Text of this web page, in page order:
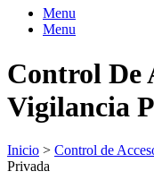
Menu
Menu
Control De
Vigilancia
Inicio > Control de
Privada